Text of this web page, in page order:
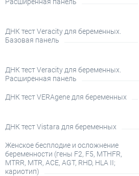
ДНК тест Veracity для беременных.
Базовая панель
ДНК тест Veracity для беременных.
Расширенная панель
ДНК тест VERAgene для беременных
ДНК тест Vistara для беременных
Женское бесплодие и осложнение
беременности (гены F2, F5, MTHFR,
MTRR, MTR, ACE, AGT, RHD, HLA II;
кариотип)